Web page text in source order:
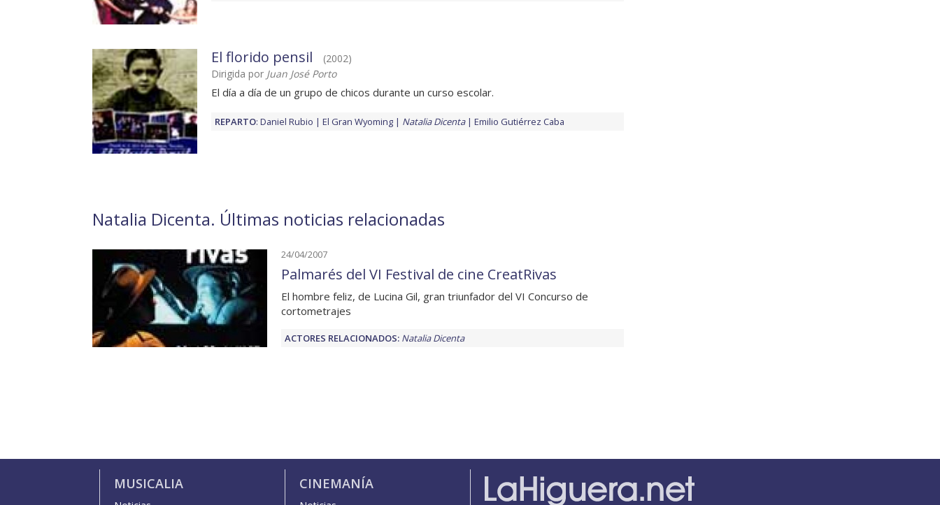
El florido pensil
(2002)
Dirigida por Juan José Porto
El día a día de un grupo de chicos durante un curso escolar.
REPARTO: Daniel Rubio El Gran Wyoming Natalia Dicenta Emilio Gutiérrez Caba
Natalia Dicenta. Últimas noticias relacionadas
24/04/2007
Palmarés del VI Festival de cine CreatRivas
El hombre feliz, de Lucina Gil, gran triunfador del VI Concurso de
cortometrajes
ACTORES RELACIONADOS: Natalia Dicenta
MUSICALIA CINEMANÍA